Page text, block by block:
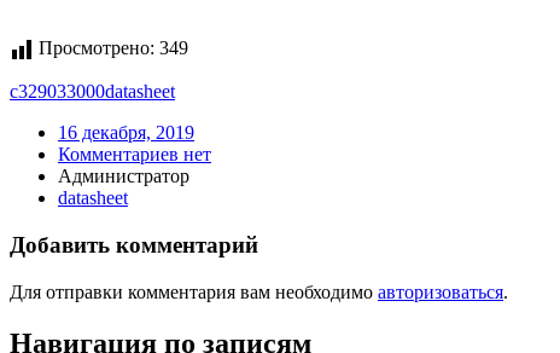
Просмотрено: 349
c329033000datasheet
16 декабря, 2019
Комментариев нет
Администратор
datasheet
Добавить комментарий
Для отправки комментария вам необходимо авторизоваться.
Навигация по записям